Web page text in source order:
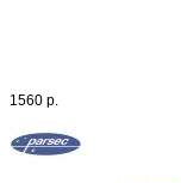
1560 р.